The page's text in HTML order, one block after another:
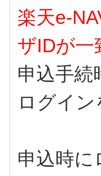
楽天e-
ザIDが一
申込手続
ログイ
申込時に